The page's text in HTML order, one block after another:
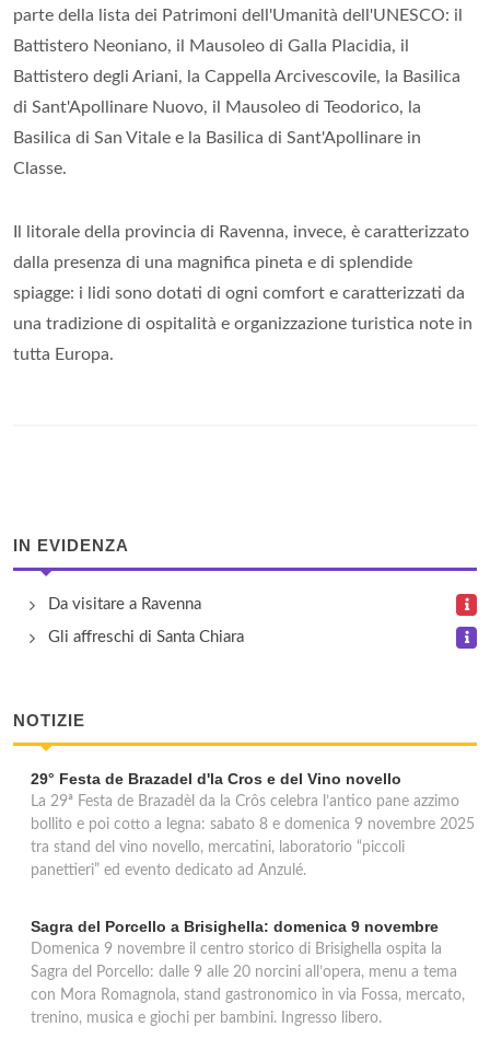
parte della lista dei Patrimoni dell'Umanità dell'UNESCO: il
Battistero Neoniano, il Mausoleo di Galla Placidia, il
Battistero degli Ariani, la Cappella Arcivescovile, la Basilica
di Sant'Apollinare Nuovo, il Mausoleo di Teodorico, la
Basilica di San Vitale e la Basilica di Sant'Apollinare in
Classe.
Il litorale della provincia di Ravenna, invece, è caratterizzato
dalla presenza di una magnifica pineta e di splendide
spiagge: i lidi sono dotati di ogni comfort e caratterizzati da
una tradizione di ospitalità e organizzazione turistica note in
tutta Europa.
IN EVIDENZA
Da visitare a Ravenna
Gli affreschi di Santa Chiara
NOTIZIE
29° Festa de Brazadel d'la Cros e del Vino novello
La 29ª Festa de Brazadèl da la Crôs celebra l’antico pane azzimo
bollito e poi cotto a legna: sabato 8 e domenica 9 novembre 2025
tra stand del vino novello, mercatini, laboratorio “piccoli
panettieri” ed evento dedicato ad Anzulé.
Sagra del Porcello a Brisighella: domenica 9 novembre
Domenica 9 novembre il centro storico di Brisighella ospita la
Sagra del Porcello: dalle 9 alle 20 norcini all’opera, menu a tema
con Mora Romagnola, stand gastronomico in via Fossa, mercato,
trenino, musica e giochi per bambini. Ingresso libero.